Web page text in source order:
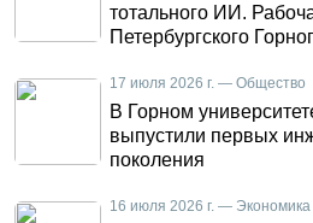
тотального ИИ.
Петербургского
17 июля 2026 г. — Общество
В Горном
выпустили первых
поколения
16 июля 2026 г. — Экономика